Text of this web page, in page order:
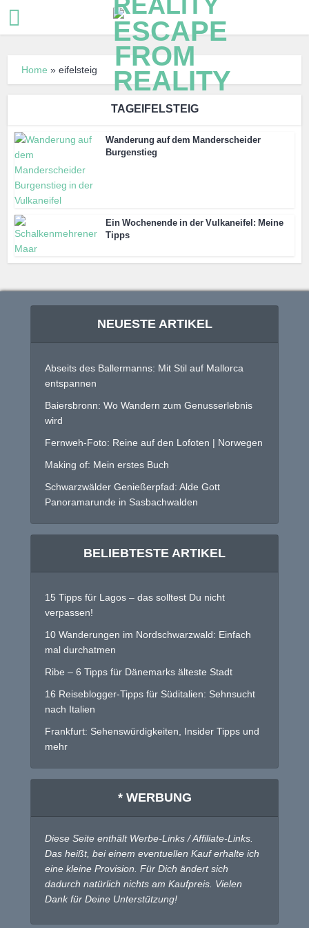
Home »eifelsteig
TAGEIFELSTEIG
Wanderung auf dem Manderscheider
Burgenstieg
Ein Wochenende in der Vulkaneifel: Meine
Tipps
NEUESTE ARTIKEL
Abseits des Ballermanns: Mit Stil auf Mallorca
entspannen
Baiersbronn: Wo Wandern zum Genusserlebnis
wird
Fernweh-Foto: Reine auf den Lofoten | Norwegen
Making of: Mein erstes Buch
Schwarzwälder Genießerpfad: Alde Gott
Panoramarunde in Sasbachwalden
BELIEBTESTE ARTIKEL
15 Tipps für Lagos – das solltest Du nicht
verpassen!
10 Wanderungen im Nordschwarzwald: Einfach
mal durchatmen
Ribe – 6 Tipps für Dänemarks älteste Stadt
16 Reiseblogger-Tipps für Süditalien: Sehnsucht
nach Italien
Frankfurt: Sehenswürdigkeiten, Insider Tipps und
mehr
* WERBUNG
Diese Seite enthält Werbe-Links / Affiliate-Links.
Das heißt, bei einem eventuellen Kauf erhalte ich
eine kleine Provision. Für Dich ändert sich
dadurch natürlich nichts am Kaufpreis. Vielen
Dank für Deine Unterstützung!